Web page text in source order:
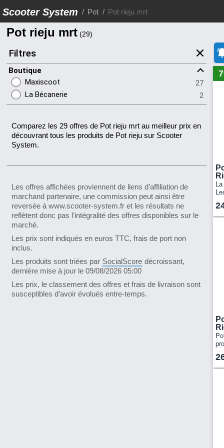
Scooter System Pot Pot rieju mrt
Pot rieju mrt
Filtres
Boutique
Maxiscoot
27
La Bécanerie
2
Comparez les 29 offres de Pot rieju mrt au meilleur prix en
découvrant tous les produits de Pot rieju sur Scooter
System.
Les offres affichées proviennent de liens d’affiliation de
marchand partenaire, une commission peut ainsi être
reversée à www.scooter-system.fr et les résultats ne
reflètent donc pas l’intégralité des offres disponibles sur le
marché.
Les prix sont indiqués en euros TTC, frais de port non
inclus.
Les produits sont triées par SocialScore décroissant,
dernière mise à jour le 09/08/2026 05:00
Les prix, le classement des offres et frais de livraison sont
susceptibles d’avoir évolués entre-temps.